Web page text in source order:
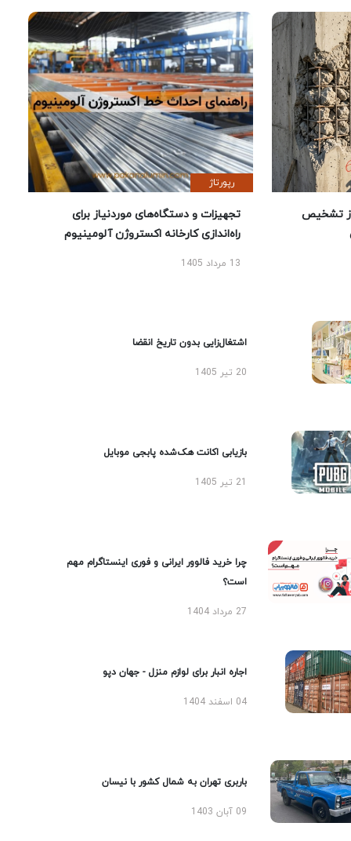
تشخیص
رپورتاژ
تجهیزات و دستگاه‌های موردنیاز برای
راه‌اندازی کارخانه اکستروژن آلومینیوم
13 مرداد 1405
اشتغال‌زایی بدون تاریخ انقضا
20 تیر 1405
بازیابی اکانت هک‌شده پابجی موبایل
چرا خرید فالوور ایرانی و فوری اینستاگرام مهم
است؟
27 مرداد 1404
اجاره انبار برای لوازم منزل - جهان دپو
04 اسفند 1404
باربری تهران به شمال کشور با نیسان
09 آبان 1403